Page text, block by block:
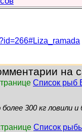
на
Список рыб
300 кг ловили
Список